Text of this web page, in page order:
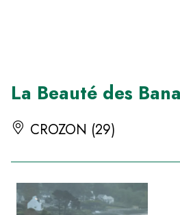
La Beauté des
CROZON (29)